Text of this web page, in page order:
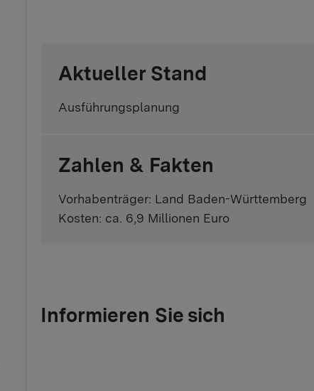
Aktueller Stand
Ausführungsplanung
Zahlen & Fakten
Vorhabenträger: Land Baden-Württemberg
Kosten: ca. 6,9 Millionen Euro
Informieren Sie sich